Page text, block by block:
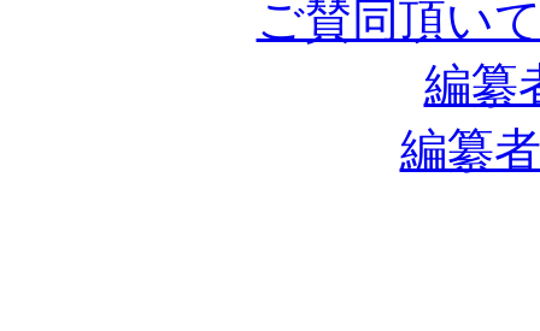
ご賛同頂い
編纂
編纂